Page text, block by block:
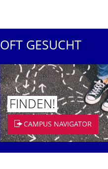
OFT GESUCHT
FINDEN!
CAMPUS NAVIGATOR